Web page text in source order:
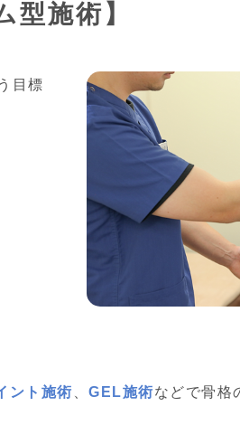
型施術】
目標
ント施術 GEL施術などで骨格